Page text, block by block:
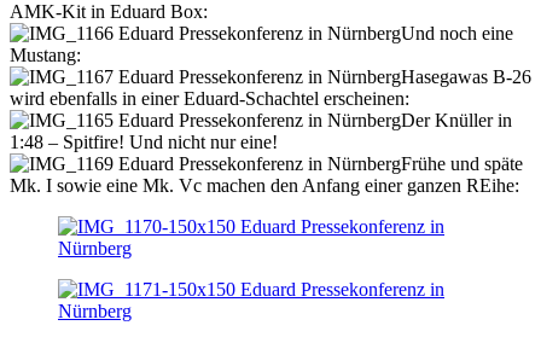
AMK-Kit in Eduard Box:
Und noch eine
Mustang:
Hasegawas B-26
wird ebenfalls in einer Eduard-Schachtel erscheinen:
Der Knüller in
1:48 – Spitfire! Und nicht nur eine!
Frühe und späte
Mk. I sowie eine Mk. Vc machen den Anfang einer ganzen REihe: